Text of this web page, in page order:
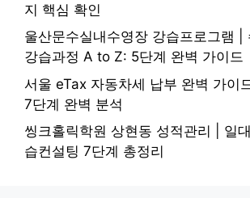
지 핵심 확인
울산문수실내수영장 강습프로그램 |
강습과정 A to Z: 5단계 완벽 가이드
서울 eTax 자동차세 납부 완벽 가이
7단계 완벽 분석
씽크홀릭학원 상현동 성적관리 | 일
습컨설팅 7단계 총정리